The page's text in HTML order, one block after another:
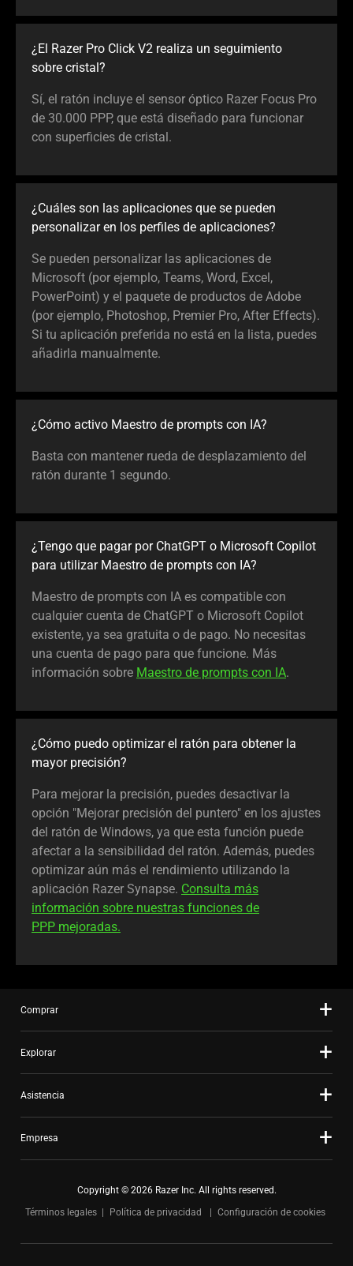
¿El Razer Pro Click V2 realiza un seguimiento
sobre cristal?
Sí, el ratón incluye el sensor óptico Razer Focus Pro
de 30.000 PPP, que está diseñado para funcionar
con superficies de cristal.
¿Cuáles son las aplicaciones que se pueden
personalizar en los perfiles de aplicaciones?
Se pueden personalizar las aplicaciones de
Microsoft (por ejemplo, Teams, Word, Excel,
PowerPoint) y el paquete de productos de Adobe
(por ejemplo, Photoshop, Premier Pro, After Effects).
Si tu aplicación preferida no está en la lista, puedes
añadirla manualmente.
¿Cómo activo Maestro de prompts con IA?
Basta con mantener rueda de desplazamiento del
ratón durante 1 segundo.
¿Tengo que pagar por ChatGPT o Microsoft Copilot
para utilizar Maestro de prompts con IA?
Maestro de prompts con IA es compatible con
cualquier cuenta de ChatGPT o Microsoft Copilot
existente, ya sea gratuita o de pago. No necesitas
una cuenta de pago para que funcione. Más
información sobre Maestro de prompts con IA.
¿Cómo puedo optimizar el ratón para obtener la
mayor precisión?
Para mejorar la precisión, puedes desactivar la
opción "Mejorar precisión del puntero" en los ajustes
del ratón de Windows, ya que esta función puede
afectar a la sensibilidad del ratón. Además, puedes
optimizar aún más el rendimiento utilizando la
aplicación Razer Synapse. Consulta más
información sobre nuestras funciones de
PPP mejoradas.
Comprar
Explorar
Asistencia
Empresa
Copyright © 2026 Razer Inc. All rights reserved.
Términos legales
Política de privacidad Configuración de cookies